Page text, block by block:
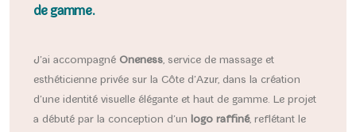
de gamme.
J’ai accompagné Oneness, service de massage et
esthéticienne privée sur la Côte d’Azur, dans la création
d’une identité visuelle élégante et haut de gamme. Le projet
a débuté par la conception d’un logo raffiné, reflétant le